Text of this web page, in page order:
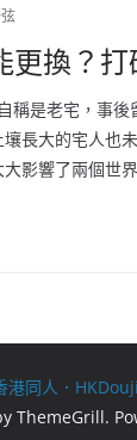
更換？
自稱是老宅，事
長大的宅人也
影響了兩個世界
港同人．
ThemeGrill.